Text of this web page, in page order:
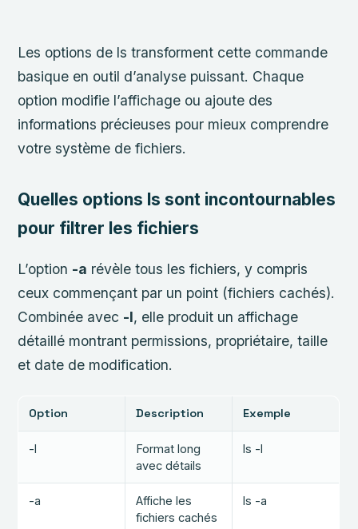
Les options de ls transforment cette commande
basique en outil d’analyse puissant. Chaque
option modifie l’affichage ou ajoute des
informations précieuses pour mieux comprendre
votre système de fichiers.
Quelles options ls sont incontournables
pour filtrer les fichiers
L’option -a révèle tous les fichiers, y compris
ceux commençant par un point (fichiers cachés).
Combinée avec -l, elle produit un affichage
détaillé montrant permissions, propriétaire, taille
et date de modification.
Option Description Exemple
-l
Format long
avec détails
ls -l
-a
Affiche les
fichiers cachés
ls -a